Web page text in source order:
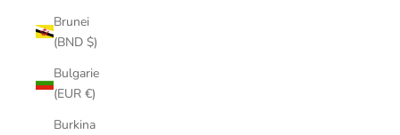
Brunei
(BND $)
Bulgarie
(EUR €)
Burkina